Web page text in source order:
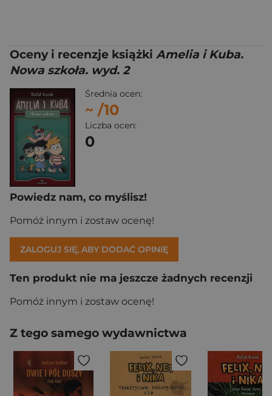
Oceny i recenzje książki Amelia i Kuba.
Nowa szkoła. wyd. 2
Średnia ocen:
~ /10
Liczba ocen:
0
Powiedz nam, co myślisz!
Pomóż innym i zostaw ocenę!
ZALOGUJ SIĘ, ABY DODAĆ OPINIĘ
Ten produkt nie ma jeszcze żadnych recenzji
Pomóż innym i zostaw ocenę!
Z tego samego wydawnictwa